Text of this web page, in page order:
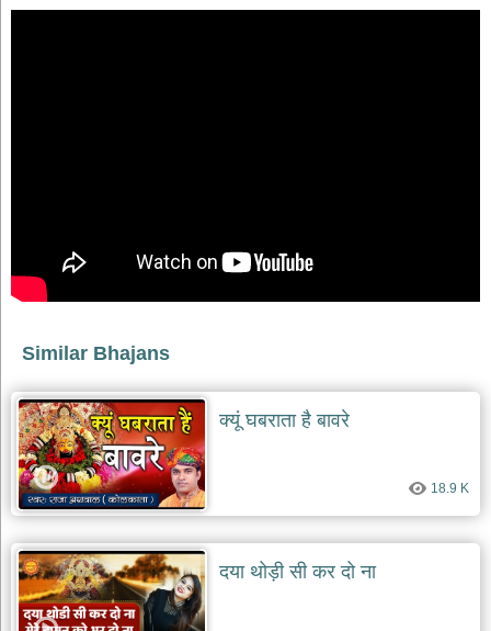
Similar Bhajans
क्यूं घबराता है बावरे
18.9 K
दया थोड़ी सी कर दो ना